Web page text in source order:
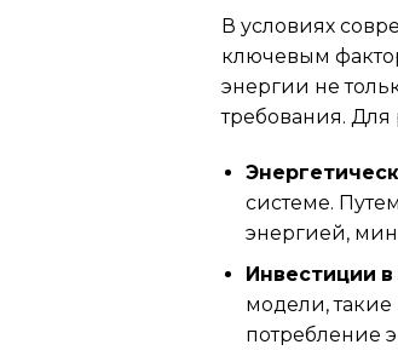
В условиях
ключевым
энергии не
требования.
системе.
энергией,
Инвестиции
модели, такие
потребление